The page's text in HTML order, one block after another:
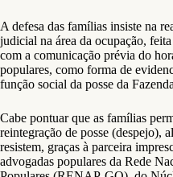
A defesa das famílias insiste na
judicial na área da ocupação,
com a comunicação prévia do
populares, como forma de
função social da posse da
Cabe pontuar que as famílias
reintegração de posse (despejo),
resistem, graças à parceira
advogadas populares da Rede